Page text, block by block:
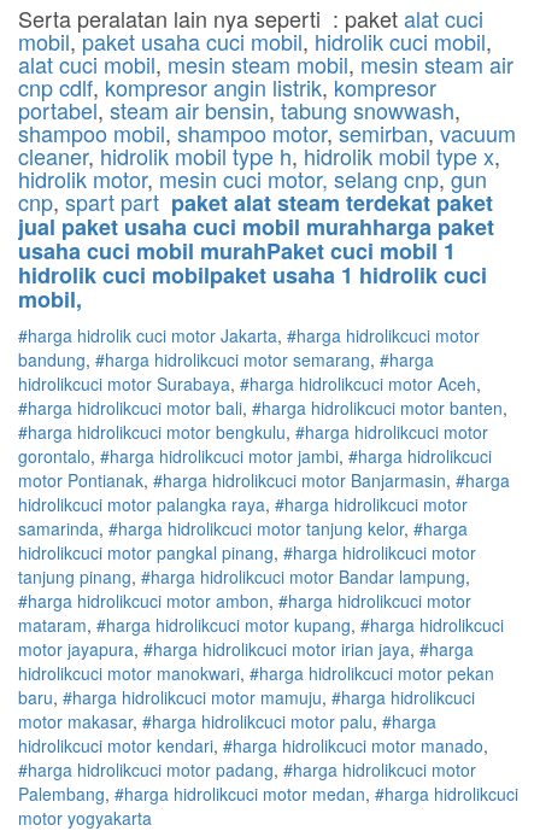
Serta peralatan lain nya seperti : paketalat cuci
mobil,paket usaha cuci mobil, hidrolik cuci mobil,
alat cuci mobil, mesin steam mobil, mesin steam air
cnp cdlf, kompresor angin listrik, kompresor
portabel, steam air bensin, tabung snowwash,
shampoo mobil, shampoo motor,semirban, vacuum
cleaner, hidrolik mobil type h, hidrolik mobil type x,
hidrolik motor, mesin cuci motor, selang cnp,gun
cnp, spart part paket alat steam terdekat paket
jual paket usaha cuci mobil murahharga paket
usaha cuci mobil murahPaket cuci mobil 1
hidrolik cuci mobilpaket usaha 1 hidrolik cuci
mobil,
#harga hidrolik cuci motor Jakarta, #harga hidrolikcuci motor
bandung, #harga hidrolikcuci motor semarang, #harga
hidrolikcuci motor Surabaya, #harga hidrolikcuci motor Aceh,
#harga hidrolikcuci motor bali, #harga hidrolikcuci motor banten,
#harga hidrolikcuci motor bengkulu, #harga hidrolikcuci motor
gorontalo, #harga hidrolikcuci motor jambi, #harga hidrolikcuci
motor Pontianak, #harga hidrolikcuci motor Banjarmasin, #harga
hidrolikcuci motor palangka raya, #harga hidrolikcuci motor
samarinda, #harga hidrolikcuci motor tanjung kelor, #harga
hidrolikcuci motor pangkal pinang, #harga hidrolikcuci motor
tanjung pinang, #harga hidrolikcuci motor Bandar lampung,
#harga hidrolikcuci motor ambon, #harga hidrolikcuci motor
mataram, #harga hidrolikcuci motor kupang, #harga hidrolikcuci
motor jayapura, #harga hidrolikcuci motor irian jaya, #harga
hidrolikcuci motor manokwari, #harga hidrolikcuci motor pekan
baru, #harga hidrolikcuci motor mamuju, #harga hidrolikcuci
motor makasar, #harga hidrolikcuci motor palu, #harga
hidrolikcuci motor kendari, #harga hidrolikcuci motor manado,
#harga hidrolikcuci motor padang, #harga hidrolikcuci motor
Palembang, #harga hidrolikcuci motor medan, #harga hidrolikcuci
motor yogyakarta